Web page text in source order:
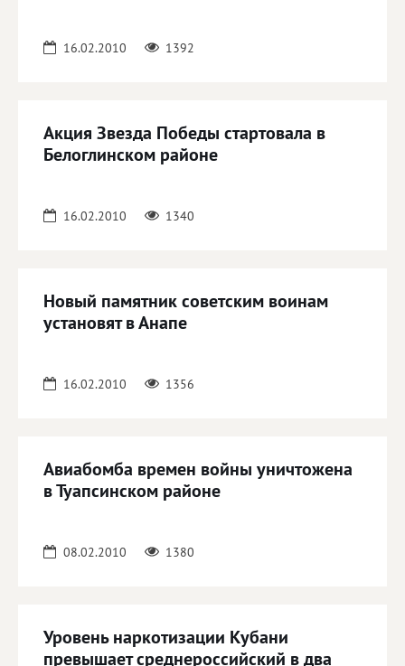
16.02.2010 1392
Акция Звезда Победы стартовала в
Белоглинском районе
16.02.2010 1340
Новый памятник советским воинам
установят в Анапе
16.02.2010 1356
Авиабомба времен войны уничтожена
в Туапсинском районе
08.02.2010 1380
Уровень наркотизации Кубани
превышает среднероссийский в два